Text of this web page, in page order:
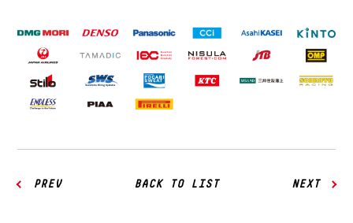
PREV BACK TO LIST NEXT